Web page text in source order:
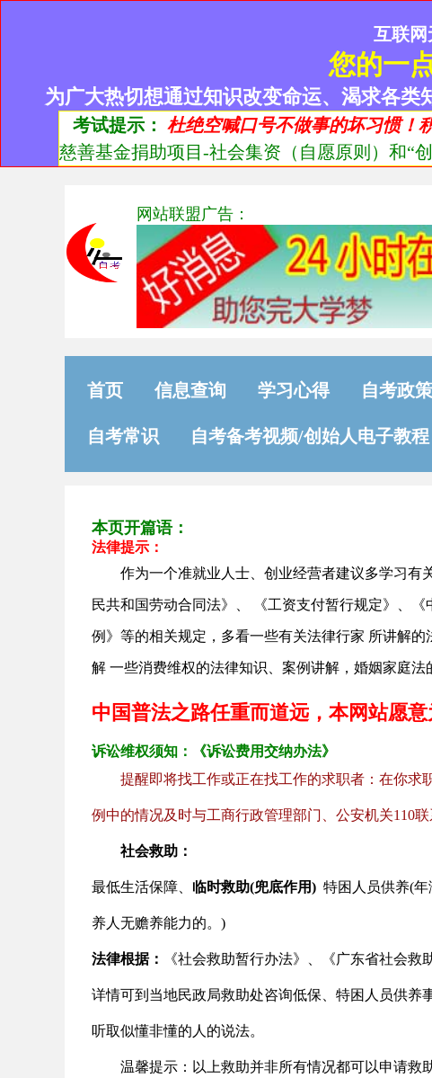
互联网
您的一
为广大热切想通过知识改变命运、渴求各类
考试提示：
杜绝空喊口号不做事的坏习惯！
慈善基金捐助项目-社会集资（自愿原则）和“
网站联盟广告：
首页 信息查询 学习心得 自考政策
自考常识 自考备考视频/创始人电子教程
本页开篇语：
法律提示：
作为一个准就业人士、创业经营者建议多学习有
民共和国劳动合同法》、 《工资支付暂行规定》、
例》等的相关规定，多看一些有关法律行家 所讲解
解 一些消费维权的法律知识、案例讲解，婚姻家庭法
中国普法之路任重而道远，本网站愿
诉讼维权须知：《诉讼费用交纳办法》
提醒即将找工作或正在找工作的求职者：在你求
例中的情况及时与工商行政管理部门、公安机关110联
社会救助：
最低生活保障 临时救助(兜底作用) 特困人员供养(
养人无赡养能力的。)
法律根据： 《社会救助暂行办法》、《广东省社会救
详情可到当地民政局救助处咨询低保、特困人员供
听取似懂非懂的人的说法。
温馨提示：以上救助并非所有情况都可以申请救